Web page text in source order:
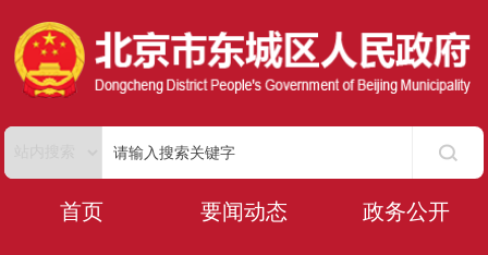
首页 要闻动态 政务公开